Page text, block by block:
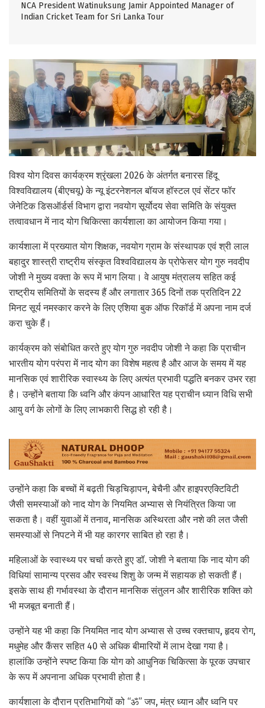
NCA President Watinuksung Jamir Appointed Manager of
Indian Cricket Team for Sri Lanka Tour
विश्व योग दिवस कार्यक्रम श्रृंखला 2026 के अंतर्गत बनारस हिंदू
विश्वविद्यालय (बीएचयू) के न्यू इंटरनेशनल बॉयज हॉस्टल एवं सेंटर फॉर
जेनेटिक डिसऑर्डर्स विभाग द्वारा नवयोग सूर्योदय सेवा समिति के संयुक्त
तत्वावधान में नाद योग चिकित्सा कार्यशाला का आयोजन किया गया।
कार्यशाला में प्रख्यात योग शिक्षक, नवयोग ग्राम के संस्थापक एवं श्री लाल
बहादुर शास्त्री राष्ट्रीय संस्कृत विश्वविद्यालय के प्रोफेसर योग गुरु नवदीप
जोशी ने मुख्य वक्ता के रूप में भाग लिया। वे आयुष मंत्रालय सहित कई
राष्ट्रीय समितियों के सदस्य हैं और लगातार 365 दिनों तक प्रतिदिन 22
मिनट सूर्य नमस्कार करने के लिए एशिया बुक ऑफ रिकॉर्ड में अपना नाम दर्ज
करा चुके हैं।
कार्यक्रम को संबोधित करते हुए योग गुरु नवदीप जोशी ने कहा कि प्राचीन
भारतीय योग परंपरा में नाद योग का विशेष महत्व है और आज के समय में यह
मानसिक एवं शारीरिक स्वास्थ्य के लिए अत्यंत प्रभावी पद्धति बनकर उभर रहा
है। उन्होंने बताया कि ध्वनि और कंपन आधारित यह प्राचीन ध्यान विधि सभी
आयु वर्ग के लोगों के लिए लाभकारी सिद्ध हो रही है।
उन्होंने कहा कि बच्चों में बढ़ती चिड़चिड़ापन, बेचैनी और हाइपरएक्टिविटी
जैसी समस्याओं को नाद योग के नियमित अभ्यास से नियंत्रित किया जा
सकता है। वहीं युवाओं में तनाव, मानसिक अस्थिरता और नशे की लत जैसी
समस्याओं से निपटने में भी यह कारगर साबित हो रहा है।
महिलाओं के स्वास्थ्य पर चर्चा करते हुए डॉ. जोशी ने बताया कि नाद योग की
विधियां सामान्य प्रसव और स्वस्थ शिशु के जन्म में सहायक हो सकती हैं।
इसके साथ ही गर्भावस्था के दौरान मानसिक संतुलन और शारीरिक शक्ति को
भी मजबूत बनाती हैं।
उन्होंने यह भी कहा कि नियमित नाद योग अभ्यास से उच्च रक्तचाप, हृदय रोग,
मधुमेह और कैंसर सहित 40 से अधिक बीमारियों में लाभ देखा गया है।
हालांकि उन्होंने स्पष्ट किया कि योग को आधुनिक चिकित्सा के पूरक उपचार
के रूप में अपनाना अधिक प्रभावी होता है।
कार्यशाला के दौरान प्रतिभागियों को “ॐ” जप, मंत्र ध्यान और ध्वनि पर